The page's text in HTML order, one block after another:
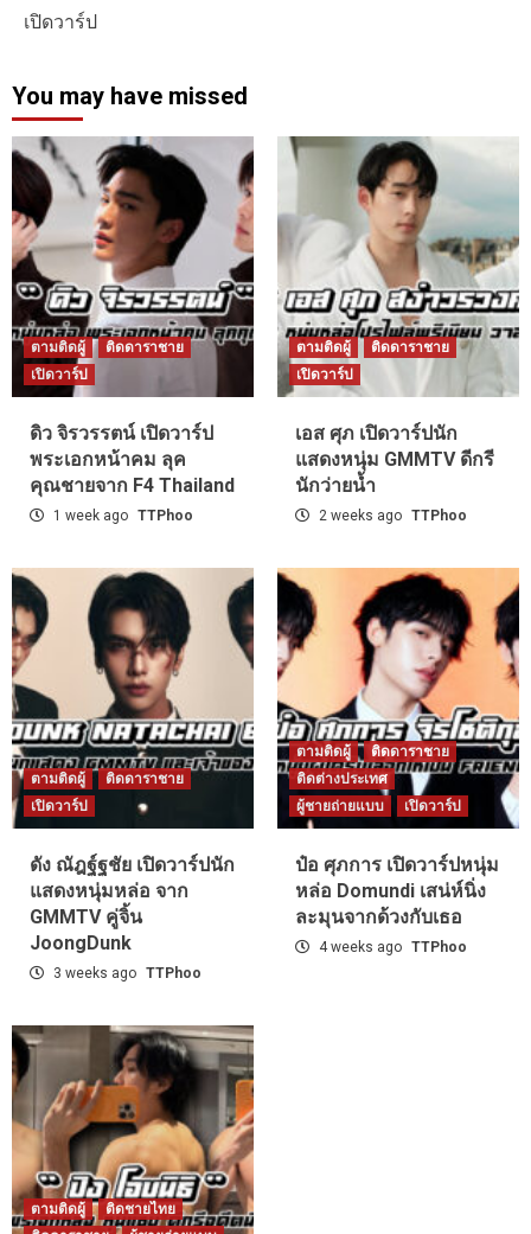
เปิดวาร์ป
You may have missed
ตามติดผู้
ติดดาราชาย
เปิดวาร์ป
ดิว จิรวรรตน์ เปิดวาร์ป
พระเอกหน้าคม ลุค
คุณชายจาก F4 Thailand
1 week ago TTPhoo
ตามติดผู้
ติดดาราชาย
เปิดวาร์ป
เอส ศุภ เปิดวาร์ปนัก
แสดงหนุ่ม GMMTV ดีกรี
นักว่ายน้ำ
2 weeks ago TTPhoo
ตามติดผู้
ติดดาราชาย
เปิดวาร์ป
ดัง ณัฎฐ์ฐชัย เปิดวาร์ปนัก
แสดงหนุ่มหล่อ จาก
GMMTV คู่จิ้น
JoongDunk
3 weeks ago TTPhoo
ตามติดผู้
ติดดาราชาย
ติดต่างประเทศ
ผู้ชายถ่ายแบบ
เปิดวาร์ป
ป๋อ ศุภการ เปิดวาร์ปหนุ่ม
หล่อ Domundi เสน่ห์นิ่ง
ละมุนจากด้วงกับเธอ
4 weeks ago TTPhoo
ตามติดผู้
ติดชายไทย